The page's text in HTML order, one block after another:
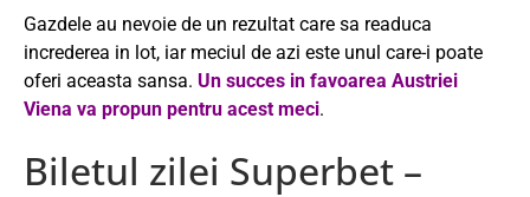
Gazdele au nevoie de un rezultat care sa readuca
increderea in lot, iar meciul de azi este unul care-i poate
oferi aceasta sansa. Un succes in favoarea Austriei
Viena va propun pentru acest meci.
Biletul zilei Superbet –